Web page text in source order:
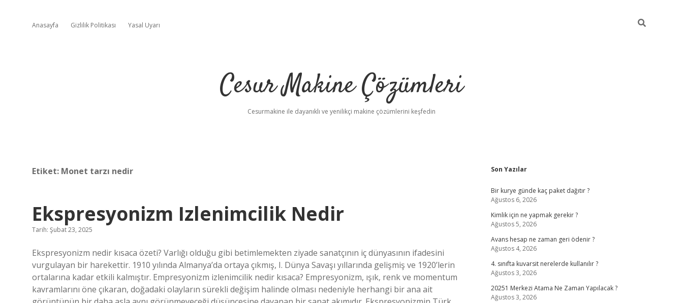
Anasayfa Gizlilik Politikası Yasal Uyarı
Cesur Makine Çözümleri
Cesurmakine ile dayanıklı ve yenilikçi makine çözümlerini keşfedin
Etiket: Monet tarzı nedir
Ekspresyonizm Izlenimcilik Nedir
Tarih: Şubat 23, 2025
Ekspresyonizm nedir kısaca özeti? Varlığı olduğu gibi betimlemekten ziyade sanatçının iç dünyasının ifadesini
vurgulayan bir harekettir. 1910 yılında Almanya’da ortaya çıkmış, I. Dünya Savaşı yıllarında gelişmiş ve 1920’lerin
ortalarına kadar etkili kalmıştır. Empresyonizm izlenimcilik nedir kısaca? Empresyonizm, ışık, renk ve momentum
kavramlarını öne çıkaran, doğadaki olayların sürekli değişim halinde olması nedeniyle herhangi bir ana ait
Sidebar
Son Yazılar
Bir kurye günde kaç paket dağıtır ?
Ağustos 6, 2026
Kimlik için ne yapmak gerekir ?
Ağustos 5, 2026
Avans hesap ne zaman geri ödenir ?
Ağustos 4, 2026
4. sınıfta kuvarsit nerelerde kullanılır ?
Ağustos 3, 2026
20251 Merkezi Atama Ne Zaman Yapılacak ?
Ağustos 3, 2026